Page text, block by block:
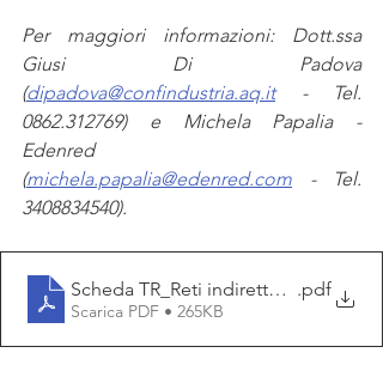
Per maggiori informazioni: Dott.ssa
Giusi Di Padova
(dipadova@confindustria.aq.it - Tel.
0862.312769) e Michela Papalia -
Edenred
(michela.papalia@edenred.com - Tel.
3408834540).
Scheda TR_Reti indirette _Associati
.pdf
Scarica PDF • 265KB